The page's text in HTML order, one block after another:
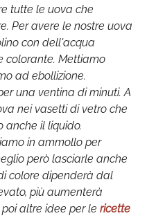
tutte le uova che
Per avere le nostre uova
con dell'acqua
colorante. Mettiamo
ad ebollizione.
una ventina di minuti. A
nei vasetti di vetro che
anche il liquido.
in ammollo per
però lasciarle anche
colore dipenderà dal
più aumenterà
altre idee per le ricette